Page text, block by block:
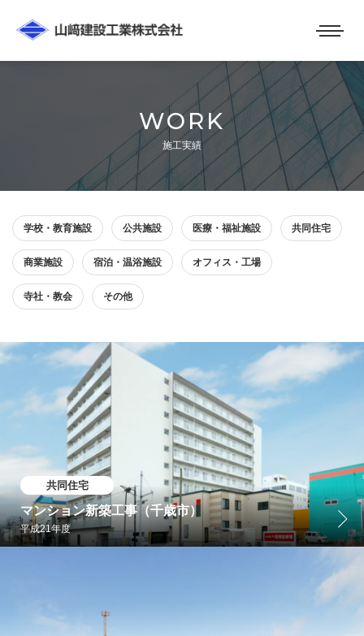
WORK
施工実績
学校・教育施設 公共施設 医療・福祉施設 共同住宅
商業施設 宿泊・温浴施設 オフィス・工場
寺社・教会 その他
共同住宅
マンション新築工事（千歳市）
平成21年度